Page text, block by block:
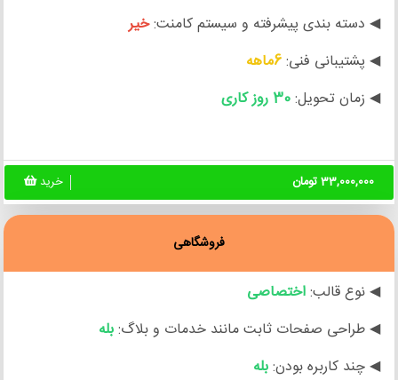
◀ دسته بندی پیشرفته و سیستم کامنت:خیر
◀ پشتیبانی فنی:6ماهه
◀ زمان تحویل:30 روز کاری
33,000,000 تومان خرید
فروشگاهی
◀ نوع قالب:اختصاصی
◀ طراحی صفحات ثابت مانند خدمات و بلاگ:بله
◀ چند کاربره بودن:بله